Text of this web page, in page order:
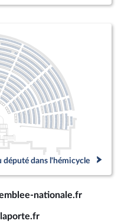
député dans l'hémicycle
nationale.fr